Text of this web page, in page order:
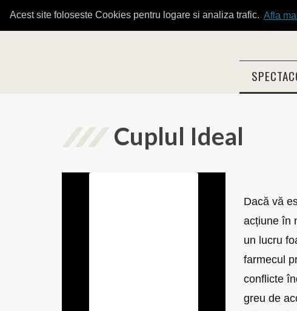
Acest site foloseste Cookies pentru logare si analiza trafic. Afla
Cuplul Ideal
Dacă vă
acțiune în
un lucru
farmecul
conflicte
greu de